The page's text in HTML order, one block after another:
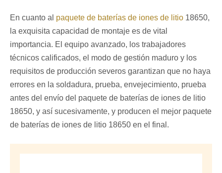
En cuanto al paquete de baterías de iones de litio 18650,
la exquisita capacidad de montaje es de vital
importancia. El equipo avanzado, los trabajadores
técnicos calificados, el modo de gestión maduro y los
requisitos de producción severos garantizan que no haya
errores en la soldadura, prueba, envejecimiento, prueba
antes del envío del paquete de baterías de iones de litio
18650, y así sucesivamente, y producen el mejor paquete
de baterías de iones de litio 18650 en el final.